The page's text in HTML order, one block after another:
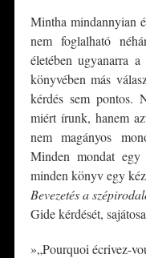
Mintha mindannyian
nem foglalható
életében ugyanarra
könyvében más
kérdés sem pontos.
miért írunk, hanem
nem magányos
Minden mondat
minden könyv egy
Bevezetés a
Gide kérdését,
»„Pourquoi écrivez-